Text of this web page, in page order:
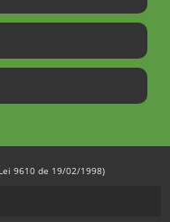
9610 de 19/02/1998)